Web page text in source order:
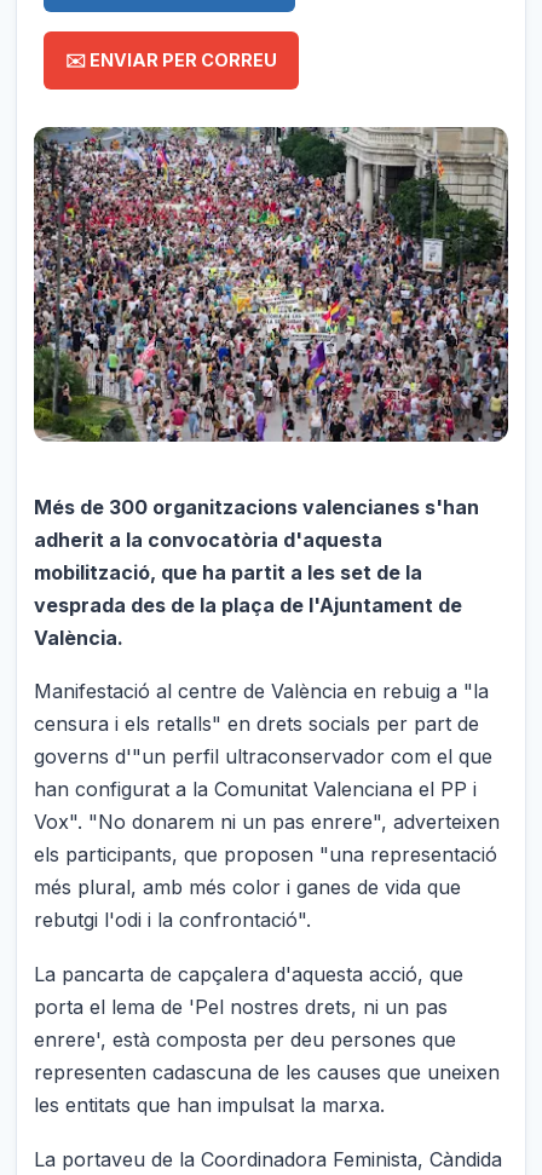
✉️ ENVIAR PER CORREU
Més de 300 organitzacions valencianes s'han
adherit a la convocatòria d'aquesta
mobilització, que ha partit a les set de la
vesprada des de la plaça de l'Ajuntament de
València.
Manifestació al centre de València en rebuig a "la
censura i els retalls" en drets socials per part de
governs d'"un perfil ultraconservador com el que
han configurat a la Comunitat Valenciana el PP i
Vox". "No donarem ni un pas enrere", adverteixen
els participants, que proposen "una representació
més plural, amb més color i ganes de vida que
rebutgi l'odi i la confrontació".
La pancarta de capçalera d'aquesta acció, que
porta el lema de 'Pel nostres drets, ni un pas
enrere', està composta per deu persones que
representen cadascuna de les causes que uneixen
les entitats que han impulsat la marxa.
La portaveu de la Coordinadora Feminista, Càndida